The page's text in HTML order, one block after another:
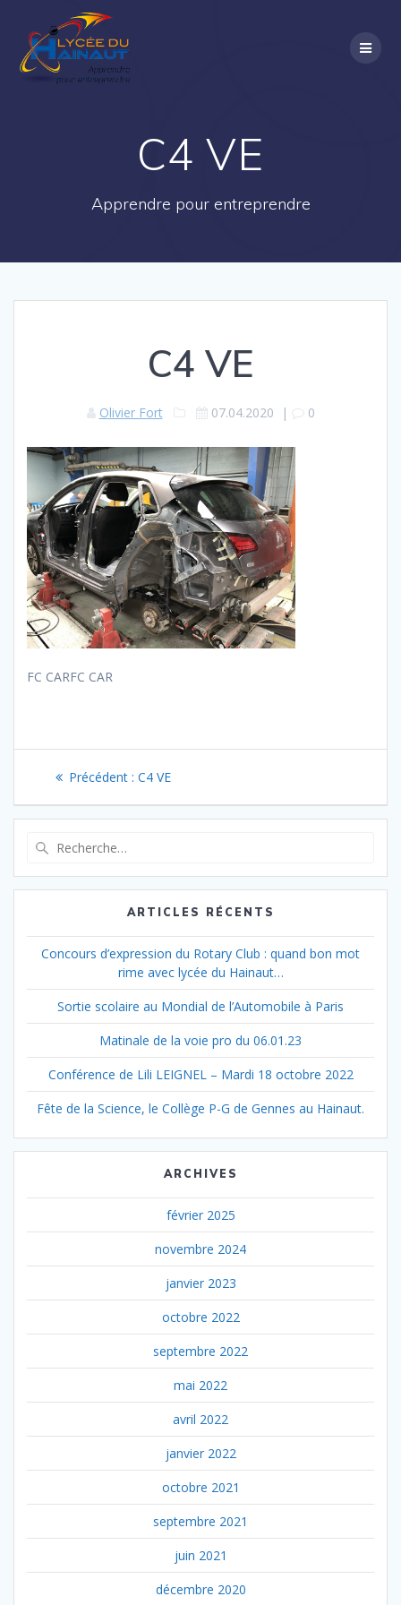
C4 VE
Apprendre pour entreprendre
C4 VE
Olivier Fort 07.04.2020 | 0
FC CARFC CAR
Navigation
de
l’article
Précédent : Article
C4 VE
:
ARTICLES RÉCENTS
Concours d’expression du Rotary Club : quand bon mot
rime avec lycée du Hainaut…
Sortie scolaire au Mondial de l’Automobile à Paris
Matinale de la voie pro du 06.01.23
Conférence de Lili LEIGNEL – Mardi 18 octobre 2022
Fête de la Science, le Collège P-G de Gennes au Hainaut.
ARCHIVES
février 2025
novembre 2024
janvier 2023
octobre 2022
septembre 2022
mai 2022
avril 2022
janvier 2022
octobre 2021
septembre 2021
juin 2021
décembre 2020